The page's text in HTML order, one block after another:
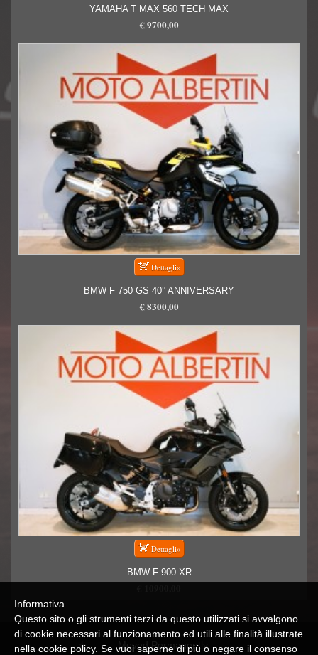
YAMAHA T MAX 560 TECH MAX
€ 9700,00
BMW F 750 GS 40° ANNIVERSARY
€ 8300,00
BMW F 900 XR
Moved Permanently
Informativa
Questo sito o gli strumenti terzi da questo utilizzati si avvalgono
di cookie necessari al funzionamento ed utili alle finalità illustrate
nella cookie policy. Se vuoi saperne di più o negare il consenso